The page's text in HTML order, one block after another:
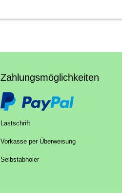
Zahlungsmöglichkeiten
Lastschrift
Vorkasse per Überweisung
Selbstabholer